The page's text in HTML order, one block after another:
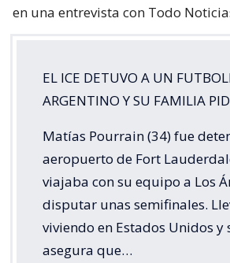
en una entrevista con Todo
EL ICE DETUVO A UN
ARGENTINO Y SU FAMILIA
Matías Pourrain (34) fue
aeropuerto de Fort
viajaba con su equipo a Los
disputar unas semifinales.
viviendo en Estados Unidos
asegura que…